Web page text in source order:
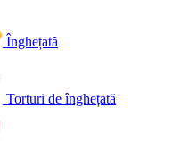
Înghețată
Torturi de înghețată